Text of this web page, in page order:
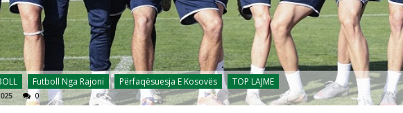
Futboll Nga Rajoni Përfaqësuesja E Kosovës TOP LAJME
0